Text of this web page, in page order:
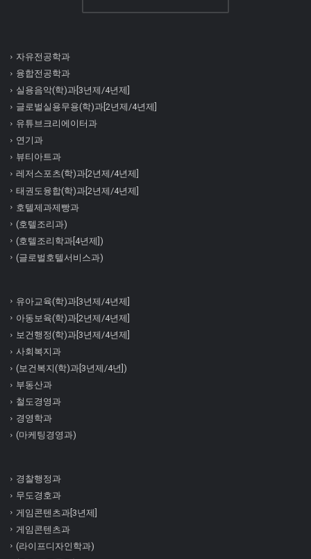
자유전공학과
융합전공학과
실용음악(학)과[3년제/4년제]
글로벌실용무용(학)과[2년제/4년제]
유튜브크리에이터과
연기과
뷰티아트과
레저스포츠(학)과[2년제/4년제]
태권도융합(학)과[2년제/4년제]
호텔제과제빵과
(호텔조리과)
(호텔조리학과[4년제])
(글로벌호텔서비스과)
유아교육(학)과[3년제/4년제]
아동보육(학)과[2년제/4년제]
보건행정(학)과[3년제/4년제]
사회복지과
(보건복지(학)과[3년제/4년])
부동산과
철도경영과
경영학과
(마케팅경영과)
경찰행정과
무도경호과
게임콘텐츠과[3년제]
게임콘텐츠과
(라이프디자인학과)